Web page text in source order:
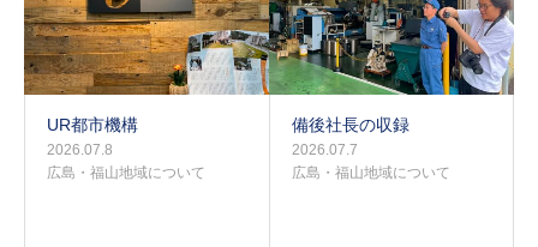
UR都市機構
2026.07.8
広島・福山地域について
備後社長の収録
2026.07.7
広島・福山地域について